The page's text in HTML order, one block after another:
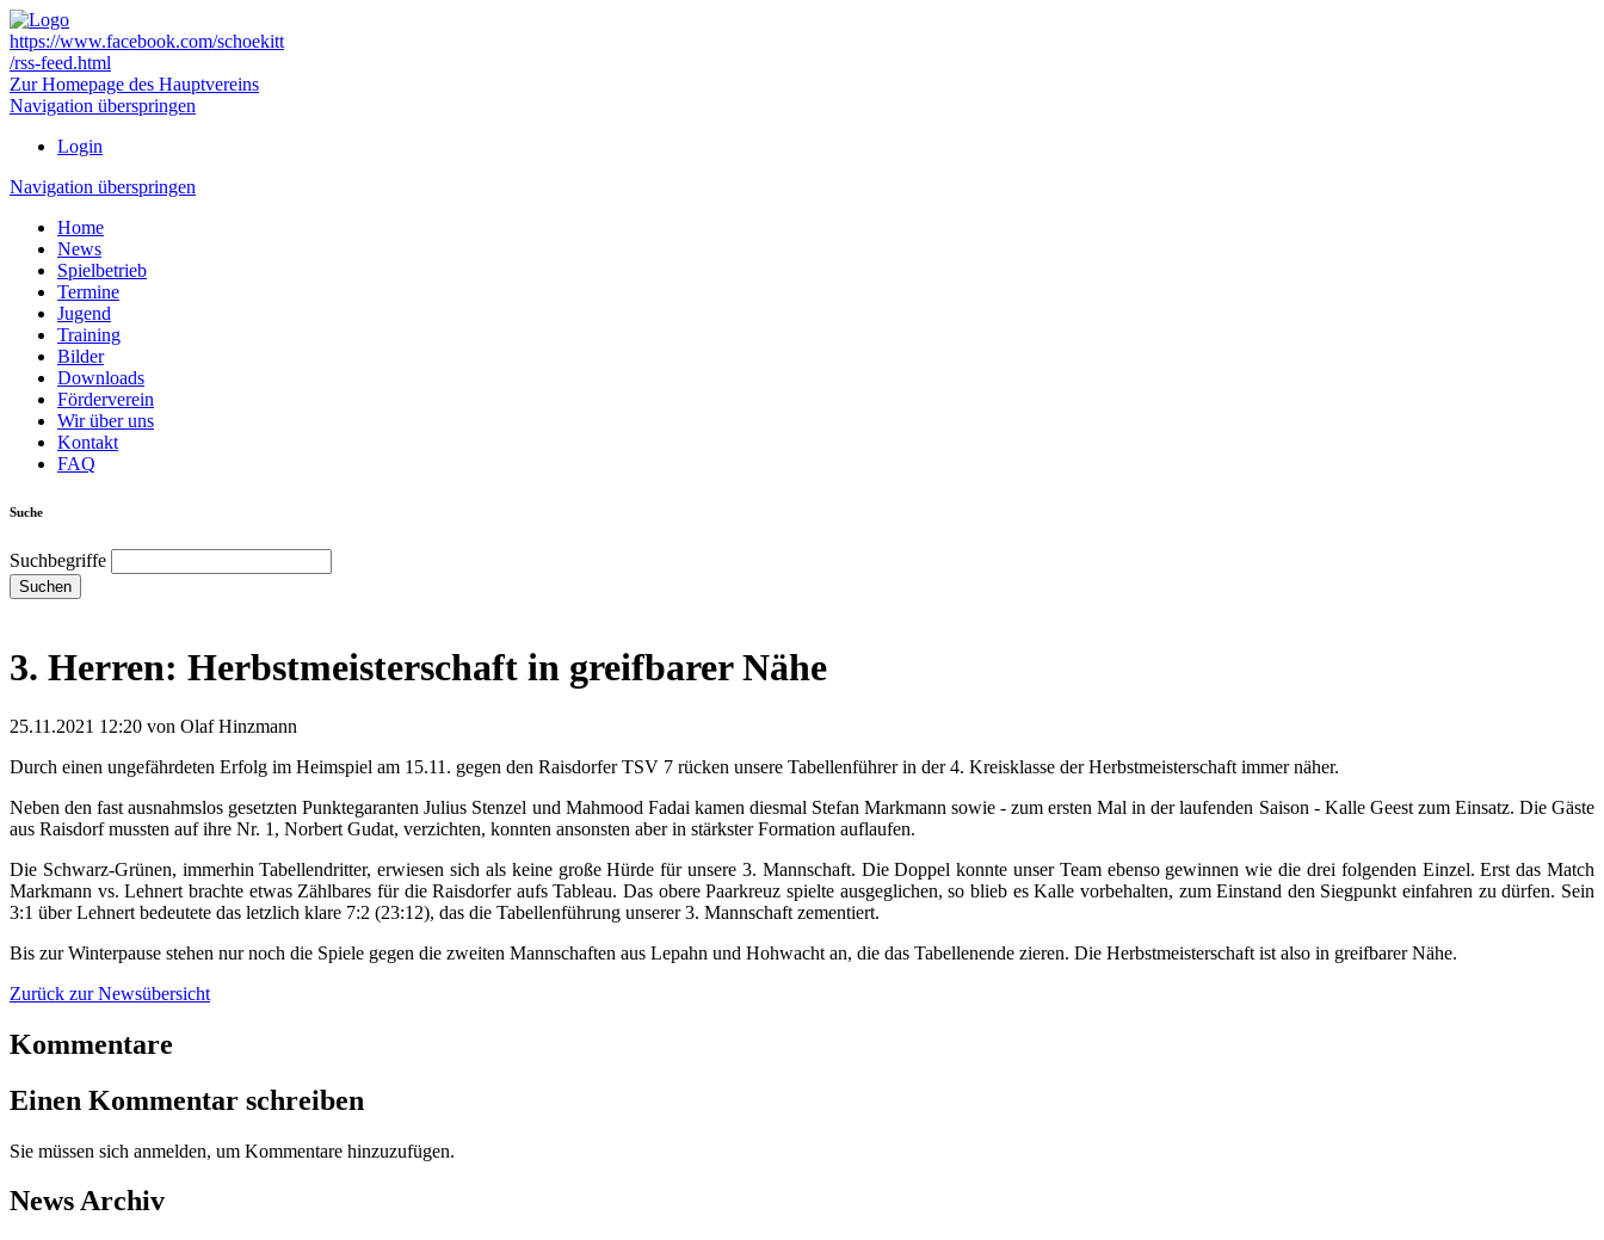
https://www.facebook.com/schoekitt
/rss-feed.html
Zur Homepage des Hauptvereins
Navigation überspringen
Login
Navigation überspringen
Home
News
Spielbetrieb
Termine
Jugend
Training
Bilder
Downloads
Förderverein
Wir über uns
Kontakt
FAQ
Suche
Suchbegriffe
Suchen
3. Herren: Herbstmeisterschaft in greifbarer Nähe
25.11.2021 12:20 von Olaf Hinzmann
Durch einen ungefährdeten Erfolg im Heimspiel am 15.11. gegen den Raisdorfer TSV 7 rücken unsere Tabellenführer in der 4. Kreisklasse der Herbstmeisterschaft immer näher.
Neben den fast ausnahmslos gesetzten Punktegaranten Julius Stenzel und Mahmood Fadai kamen diesmal Stefan Markmann sowie - zum ersten Mal in der laufenden Saison - Kalle Geest zum Einsatz. Die Gäste
aus Raisdorf mussten auf ihre Nr. 1, Norbert Gudat, verzichten, konnten ansonsten aber in stärkster Formation auflaufen.
Die Schwarz-Grünen, immerhin Tabellendritter, erwiesen sich als keine große Hürde für unsere 3. Mannschaft. Die Doppel konnte unser Team ebenso gewinnen wie die drei folgenden Einzel. Erst das Match
Markmann vs. Lehnert brachte etwas Zählbares für die Raisdorfer aufs Tableau. Das obere Paarkreuz spielte ausgeglichen, so blieb es Kalle vorbehalten, zum Einstand den Siegpunkt einfahren zu dürfen. Sein
3:1 über Lehnert bedeutete das letzlich klare 7:2 (23:12), das die Tabellenführung unserer 3. Mannschaft zementiert.
Bis zur Winterpause stehen nur noch die Spiele gegen die zweiten Mannschaften aus Lepahn und Hohwacht an, die das Tabellenende zieren. Die Herbstmeisterschaft ist also in greifbarer Nähe.
Zurück zur Newsübersicht
Kommentare
Einen Kommentar schreiben
Sie müssen sich anmelden, um Kommentare hinzuzufügen.
News Archiv